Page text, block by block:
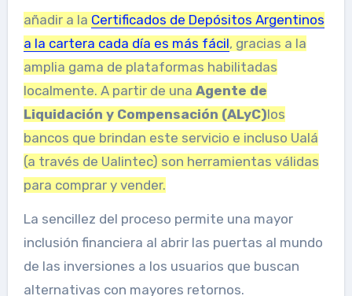
añadir a la Certificados de Depósitos Argentinos
a la cartera cada día es más fácil, gracias a la
amplia gama de plataformas habilitadas
localmente. A partir de una Agente de
Liquidación y Compensación (ALyC)los
bancos que brindan este servicio e incluso Ualá
(a través de Ualintec) son herramientas válidas
para comprar y vender.
La sencillez del proceso permite una mayor
inclusión financiera al abrir las puertas al mundo
de las inversiones a los usuarios que buscan
alternativas con mayores retornos.